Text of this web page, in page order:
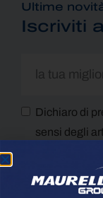
Ultime
Iscriviti
Dichiaro di
sensi degli
Dichiaro di
attività